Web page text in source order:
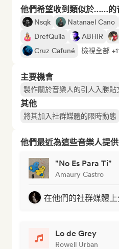
他們希望收到類似於……的
Nsqk Natanael Cano
DrefQuila
ABHIR
Cruz Cafuné
檢視全部
主要機會
製作關於音樂人的引人入勝貼
其他
將其加入社群媒體的限時動態
他們最近為這些音樂人提
"No Es Para Ti"
Amaury Castro
在他們的社群媒體
Lo de Grey
Rowell Urban